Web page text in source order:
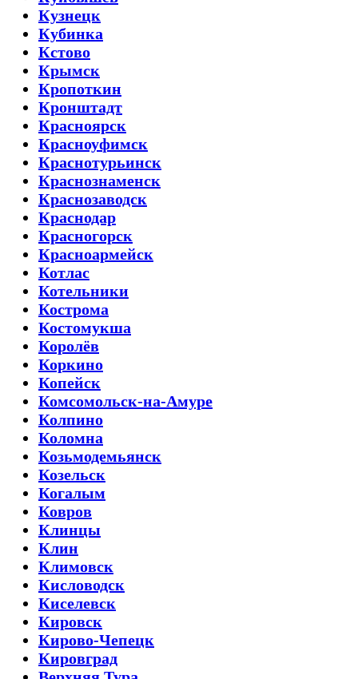
Кузнецк
Кубинка
Кстово
Крымск
Кропоткин
Кронштадт
Красноярск
Красноуфимск
Краснотурьинск
Краснознаменск
Краснозаводск
Краснодар
Красногорск
Красноармейск
Котлас
Котельники
Кострома
Костомукша
Королёв
Коркино
Копейск
Комсомольск-на-Амуре
Колпино
Коломна
Козьмодемьянск
Козельск
Когалым
Ковров
Клинцы
Клин
Климовск
Кисловодск
Киселевск
Кировск
Кирово-Чепецк
Кировград